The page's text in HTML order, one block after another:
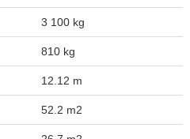
3 100 kg
810 kg
12.12 m
52.2 m2